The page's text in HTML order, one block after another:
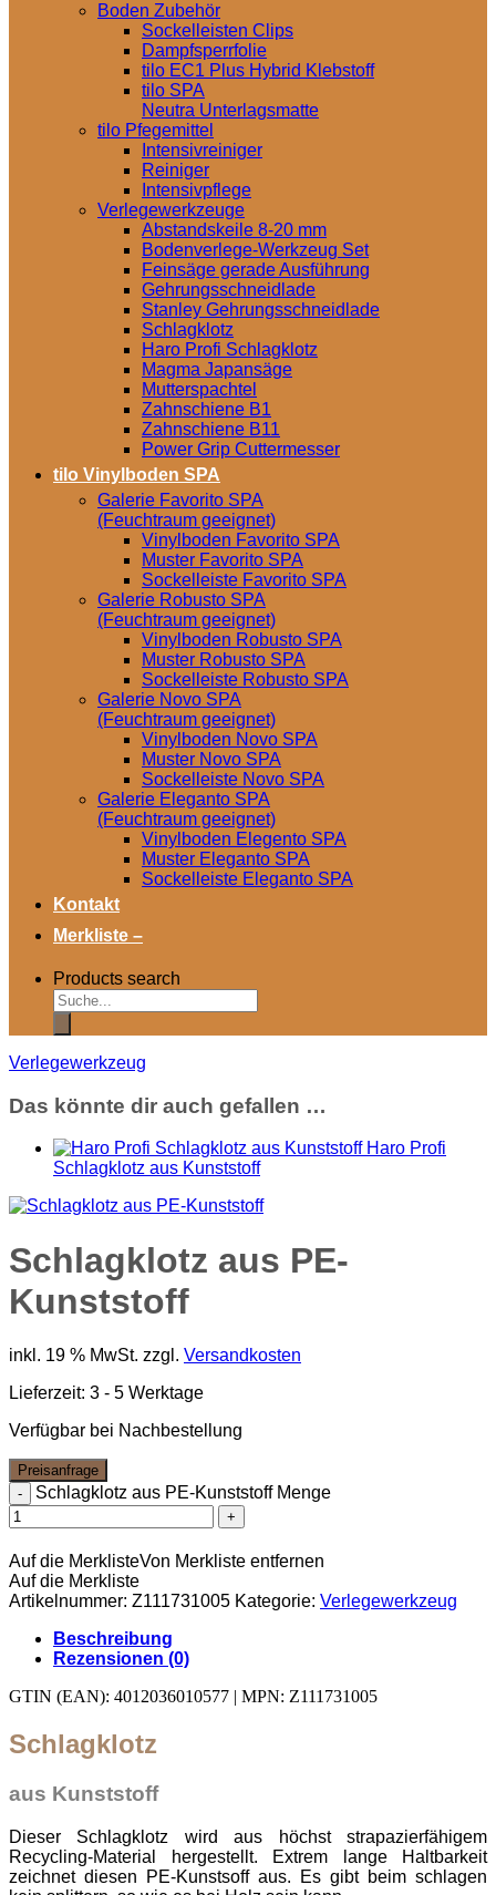
Boden Zubehör
Sockelleisten Clips
Dampfsperrfolie
tilo EC1 Plus Hybrid Klebstoff
tilo SPA
Neutra Unterlagsmatte
tilo Pfegemittel
Intensivreiniger
Reiniger
Intensivpflege
Verlegewerkzeuge
Abstandskeile 8-20 mm
Bodenverlege-Werkzeug Set
Feinsäge gerade Ausführung
Gehrungsschneidlade
Stanley Gehrungsschneidlade
Schlagklotz
Haro Profi Schlagklotz
Magma Japansäge
Mutterspachtel
Zahnschiene B1
Zahnschiene B11
Power Grip Cuttermesser
tilo Vinylboden SPA
Galerie Favorito SPA
(Feuchtraum geeignet)
Vinylboden Favorito SPA
Muster Favorito SPA
Sockelleiste Favorito SPA
Galerie Robusto SPA
(Feuchtraum geeignet)
Vinylboden Robusto SPA
Muster Robusto SPA
Sockelleiste Robusto SPA
Galerie Novo SPA
(Feuchtraum geeignet)
Vinylboden Novo SPA
Muster Novo SPA
Sockelleiste Novo SPA
Galerie Eleganto SPA
(Feuchtraum geeignet)
Vinylboden Elegento SPA
Muster Eleganto SPA
Sockelleiste Eleganto SPA
Kontakt
Merkliste –
Products search
Verlegewerkzeug
Das könnte dir auch gefallen …
Haro Profi
Schlagklotz aus Kunststoff
Schlagklotz aus PE-
Kunststoff
inkl. 19 % MwSt. zzgl. Versandkosten
Lieferzeit: 3 - 5 Werktage
Verfügbar bei Nachbestellung
Preisanfrage
Schlagklotz aus PE-Kunststoff Menge
Auf die MerklisteVon Merkliste entfernen
Auf die Merkliste
Artikelnummer: Z111731005 Kategorie: Verlegewerkzeug
Beschreibung
Rezensionen (0)
GTIN (EAN): 4012036010577 | MPN: Z111731005
Schlagklotz
aus Kunststoff
Dieser Schlagklotz wird aus höchst strapazierfähigem
Recycling-Material hergestellt. Extrem lange Haltbarkeit
zeichnet diesen PE-Kunstsoff aus. Es gibt beim schlagen